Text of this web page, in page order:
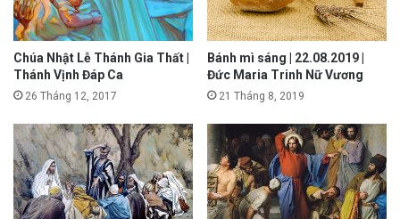
Chúa Nhật Lễ Thánh Gia Thất |
Thánh Vịnh Đáp Ca
26 Tháng 12, 2017
Bánh mì sáng | 22.08.2019 |
Đức Maria Trinh Nữ Vương
21 Tháng 8, 2019